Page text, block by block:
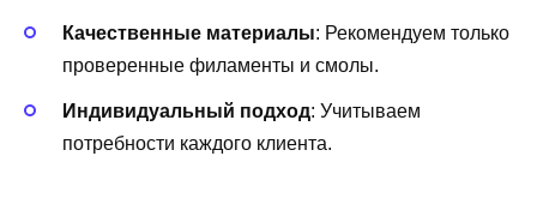
Качественные материалы: Рекомендуем только
проверенные филаменты и смолы.
Индивидуальный подход: Учитываем
потребности каждого клиента.